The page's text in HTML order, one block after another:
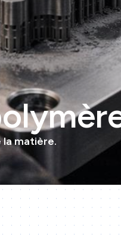
matière.